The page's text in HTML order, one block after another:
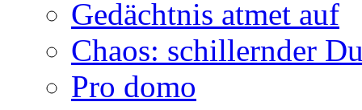
Gedächtnis atmet auf
Chaos: schillernder
Pro domo